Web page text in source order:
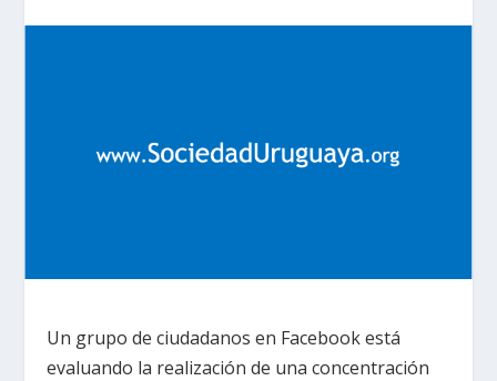
Un grupo de ciudadanos en Facebook está
evaluando la realización de una concentración